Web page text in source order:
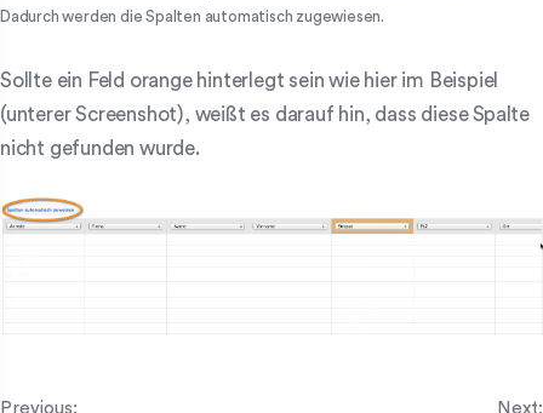
Dadurch werden die Spalten automatisch zugewiesen.
Sollte ein Feld orange hinterlegt sein wie hier im Beispiel
(unterer Screenshot), weißt es darauf hin, dass diese Spalte
nicht gefunden wurde.
Previous: Next: